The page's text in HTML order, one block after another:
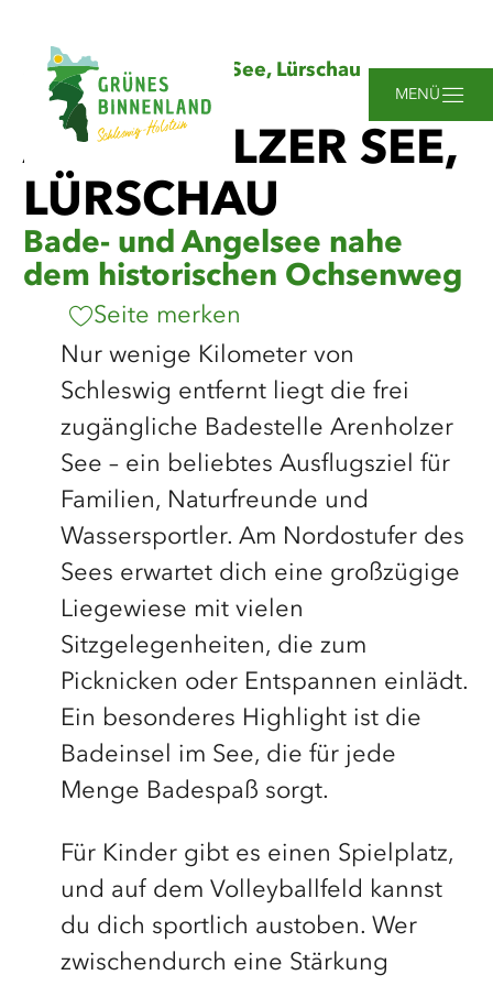
Hauptinhalt
Suche
Navigation
Footer
MENÜ
sind
hier:
Startseite Arenholzer See, Lürschau
ARENHOLZER SEE,
LÜRSCHAU
Bade- und Angelsee nahe
dem historischen Ochsenweg
Seite merken
Nur wenige Kilometer von
Schleswig entfernt liegt die frei
zugängliche Badestelle Arenholzer
See – ein beliebtes Ausflugsziel für
Familien, Naturfreunde und
Wassersportler. Am Nordostufer des
Sees erwartet dich eine großzügige
Liegewiese mit vielen
Sitzgelegenheiten, die zum
Picknicken oder Entspannen einlädt.
Ein besonderes Highlight ist die
Badeinsel im See, die für jede
Menge Badespaß sorgt.
Für Kinder gibt es einen Spielplatz,
und auf dem Volleyballfeld kannst
du dich sportlich austoben. Wer
zwischendurch eine Stärkung